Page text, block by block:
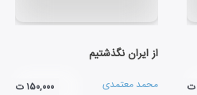
از ایران نگذشتیم
محمد معتمدی ۱۵۰,۰۰۰ ت